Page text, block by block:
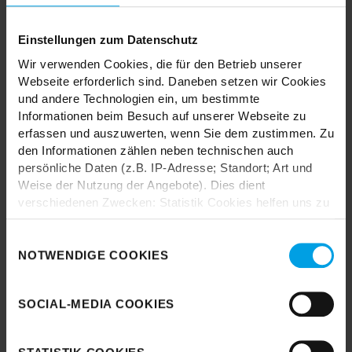
Einstellungen zum Datenschutz
Wir verwenden Cookies, die für den Betrieb unserer
Webseite erforderlich sind. Daneben setzen wir Cookies
und andere Technologien ein, um bestimmte
Informationen beim Besuch auf unserer Webseite zu
erfassen und auszuwerten, wenn Sie dem zustimmen. Zu
den Informationen zählen neben technischen auch
persönliche Daten (z.B. IP-Adresse; Standort; Art und
Weise der Nutzung der Angebote). Dies dient
verschiedenen Zwecken: Statistik Cookies helfen uns zu
anonymisiert für statistische Zwecke auszuwerten.
Marketing Cookies helfen uns, Ihnen personalisierte
Werbung anzuzeigen. Social-Media-Cookies ermöglichen
es, eine Verbindung zu sozialen Netzwerken aufzubauen,
NOTWENDIGE COOKIES
SOCIAL-MEDIA COOKIES
TRENDHOPPER STORES
Wie wäre es mit einer großen Portion Inspiration und Kreativität?
In unseren Stores findest du alle Trendhopper Möbel, Stoffe und
Styles.
Datenschutzbestimmungen von Google.